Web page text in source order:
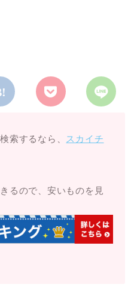
索するなら、 スカイチ
るので、安いものを見